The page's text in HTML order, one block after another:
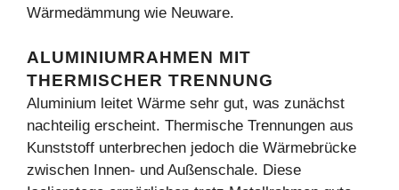
Wärmedämmung wie Neuware.
ALUMINIUMRAHMEN MIT
THERMISCHER TRENNUNG
Aluminium leitet Wärme sehr gut, was zunächst
nachteilig erscheint. Thermische Trennungen aus
Kunststoff unterbrechen jedoch die Wärmebrücke
zwischen Innen- und Außenschale. Diese